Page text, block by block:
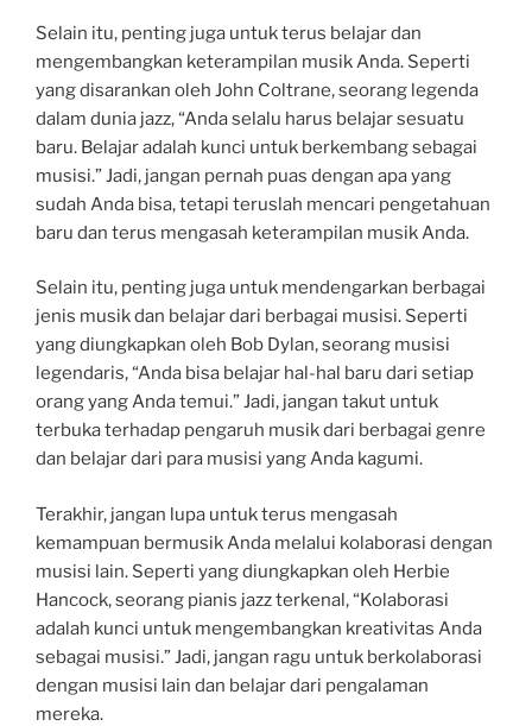
Selain itu, penting juga untuk terus belajar dan
mengembangkan keterampilan musik Anda. Seperti
yang disarankan oleh John Coltrane, seorang legenda
dalam dunia jazz, “Anda selalu harus belajar sesuatu
baru. Belajar adalah kunci untuk berkembang sebagai
musisi.” Jadi, jangan pernah puas dengan apa yang
sudah Anda bisa, tetapi teruslah mencari pengetahuan
baru dan terus mengasah keterampilan musik Anda.
Selain itu, penting juga untuk mendengarkan berbagai
jenis musik dan belajar dari berbagai musisi. Seperti
yang diungkapkan oleh Bob Dylan, seorang musisi
legendaris, “Anda bisa belajar hal-hal baru dari setiap
orang yang Anda temui.” Jadi, jangan takut untuk
terbuka terhadap pengaruh musik dari berbagai genre
dan belajar dari para musisi yang Anda kagumi.
Terakhir, jangan lupa untuk terus mengasah
kemampuan bermusik Anda melalui kolaborasi dengan
musisi lain. Seperti yang diungkapkan oleh Herbie
Hancock, seorang pianis jazz terkenal, “Kolaborasi
adalah kunci untuk mengembangkan kreativitas Anda
sebagai musisi.” Jadi, jangan ragu untuk berkolaborasi
dengan musisi lain dan belajar dari pengalaman
mereka.